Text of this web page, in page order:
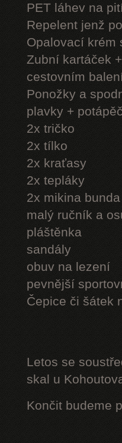
PET láhev na
Repelent jenž
Opalovací krém
Zubní kartáček
cestovním
Ponožky a
plavky +
2x tričko
2x tílko
2x kraťasy
2x tepláky
2x mikina
malý ručník a
pláštěnka
sandály
obuv na lezení
pevnější
Čepice či šátek
Letos se
skal u
Končit budeme